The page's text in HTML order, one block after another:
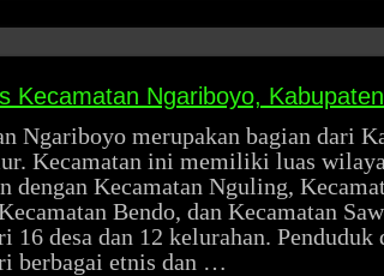
Kecamatan Ngariboyo,
Ngariboyo merupakan bagian dari
Kecamatan ini memiliki luas
dengan Kecamatan Nguling,
Bendo, dan Kecamatan
16 desa dan 12 kelurahan.
berbagai etnis dan …